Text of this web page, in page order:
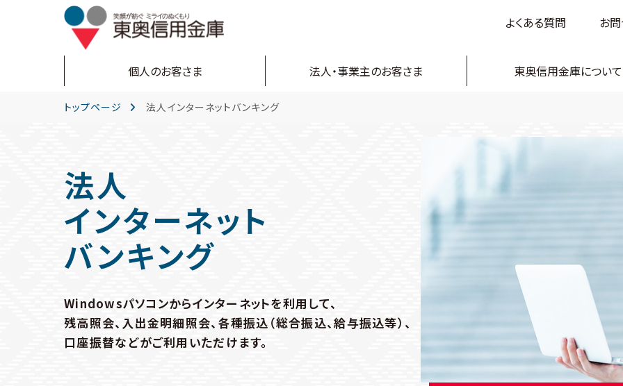
よくある質問 お
個人のお客さま 法人・事業主のお客さま 東奥信用金庫について
トップページ 法人インターネットバンキング
法人
インターネット
バンキング
Windowsパソコンからインターネットを利用して、
残高照会、入出金明細照会、各種振込（総合振込、給与振込等）、
口座振替などがご利用いただけます。